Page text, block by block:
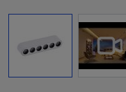
View larger image